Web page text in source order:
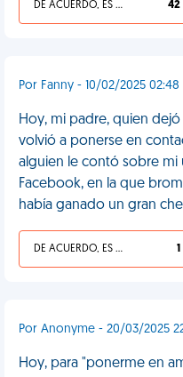
DE ACUERDO, ES UNA VIDA HP 42
Por Fanny - 10/02/2025 02:48
Hoy, mi padre, quien
volvió a ponerse en
alguien le contó sobre mi
Facebook, en la que
había ganado un gran
DE ACUERDO, ES UNA VIDA HP 1
Por Anonyme - 20/03/2025
Hoy, para "ponerme en